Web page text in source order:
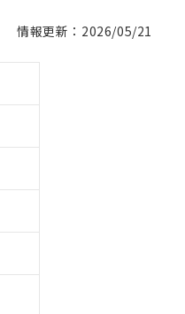
情報更新：2026/05/21